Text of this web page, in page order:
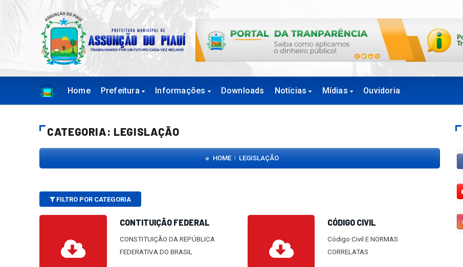
Home Prefeitura Informações Downloads Notícias Mídias Ouvidoria
CATEGORIA: LEGISLAÇÃO
HOME LEGISLAÇÃO
FILTRO POR CATEGORIA
CONTITUIÇÃO FEDERAL
CONSTITUIÇÃO DA REPÚBLICA
FEDERATIVA DO BRASIL
CÓDIGO CIVIL
Código Civil E NORMAS
CORRELATAS